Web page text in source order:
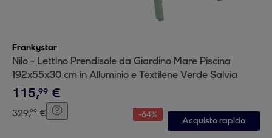
Frankystar
Nilo - Lettino Prendisole da Giardino Mare Piscina
192x55x30 cm in Alluminio e Textilene Verde Salvia
115,99 €
329,99 € -64%
Acquisto rapido